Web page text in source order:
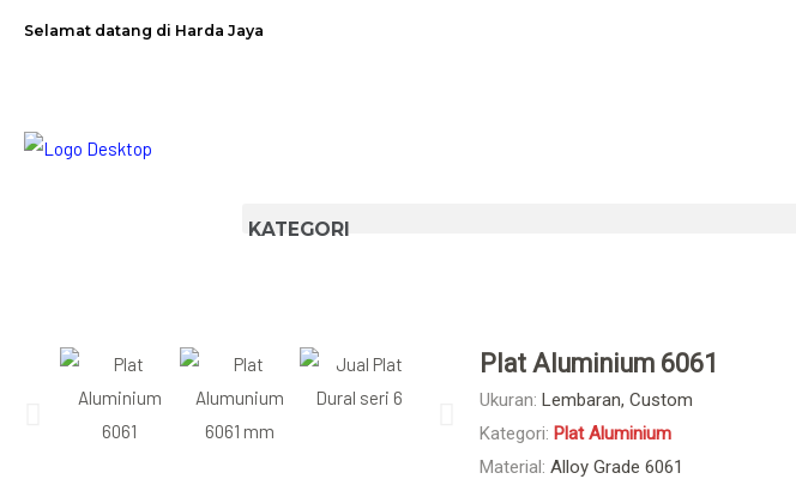
Selamat datang di Harda Jaya
Plat Aluminium 6061
Ukuran: Lembaran, Custom
Kategori: Plat Aluminium
Material: Alloy Grade 6061